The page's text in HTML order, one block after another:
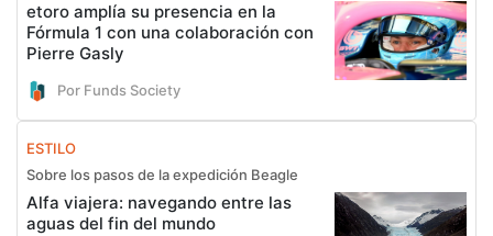
etoro amplía su presencia en la
Fórmula 1 con una colaboración con
Pierre Gasly
Por Funds Society
ESTILO
Sobre los pasos de la expedición Beagle
Alfa viajera: navegando entre las
aguas del fin del mundo